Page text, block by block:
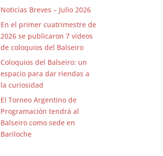
Noticias Breves – Julio 2026
En el primer cuatrimestre de
2026 se publicaron 7 videos
de coloquios del Balseiro
Coloquios del Balseiro: un
espacio para dar riendas a
la curiosidad
El Torneo Argentino de
Programación tendrá al
Balseiro como sede en
Bariloche